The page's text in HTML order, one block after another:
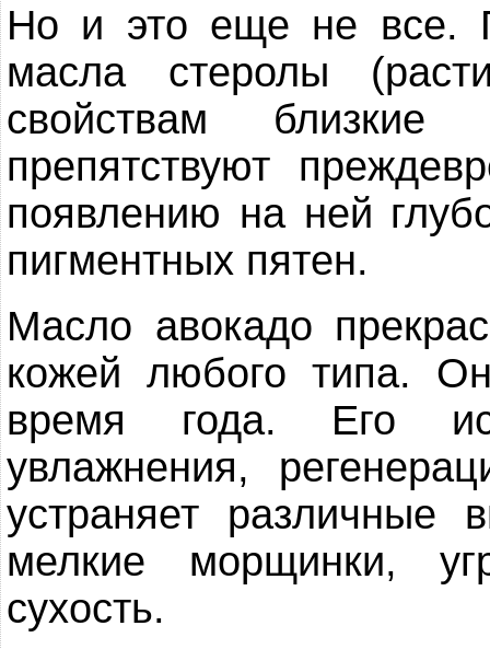
Но и это еще не все.
масла стеролы
свойствам
препятствуют
появлению на ней
пигментных пятен.
Масло авокадо
кожей любого типа.
время года. Его
увлажнения,
устраняет различные
мелкие морщинки,
сухость.